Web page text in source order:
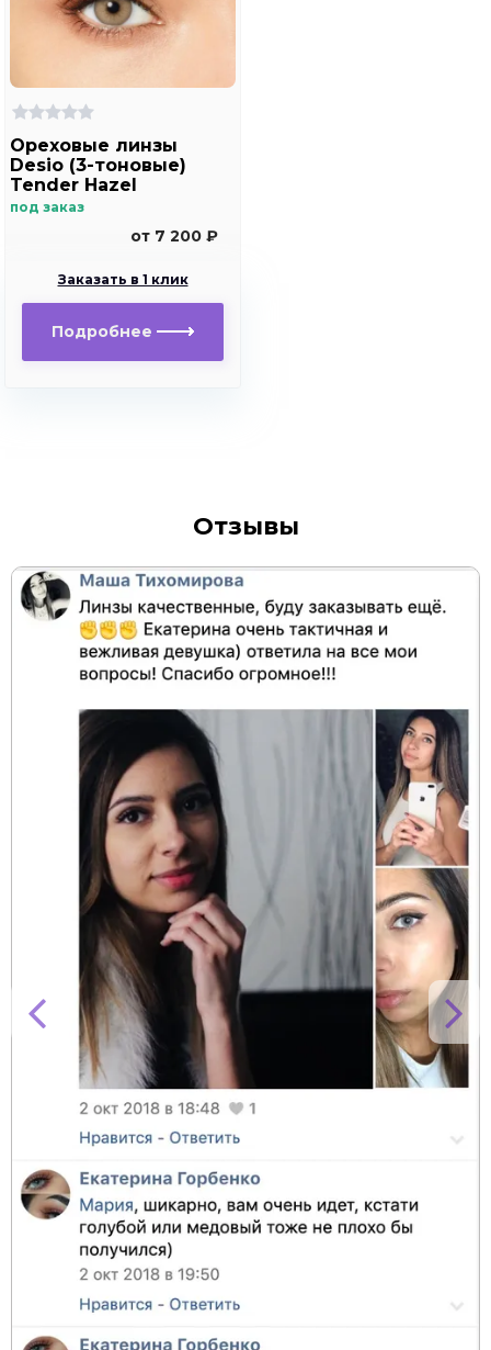
Ореховые линзы
Desio (3-тоновые)
Tender Hazel
под заказ
от 7 200 ₽
Заказать в 1 клик
Подробнее
Отзывы